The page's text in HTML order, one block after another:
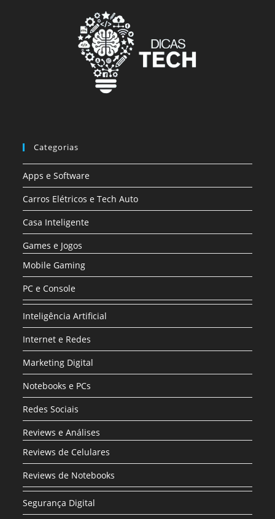
Categorias
Apps e Software
Carros Elétricos e Tech Auto
Casa Inteligente
Games e Jogos
Mobile Gaming
PC e Console
Inteligência Artificial
Internet e Redes
Marketing Digital
Notebooks e PCs
Redes Sociais
Reviews e Análises
Reviews de Celulares
Reviews de Notebooks
Segurança Digital